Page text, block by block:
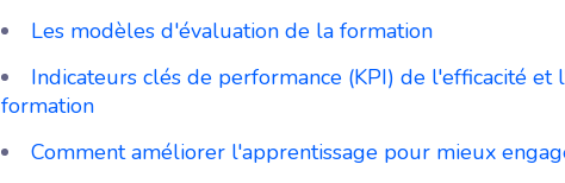
Les modèles d'évaluation de la formation
Indicateurs clés de performance (KPI) de l'efficacité et
formation
Comment améliorer l'apprentissage pour mieux